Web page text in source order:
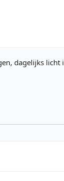
dagelijks licht